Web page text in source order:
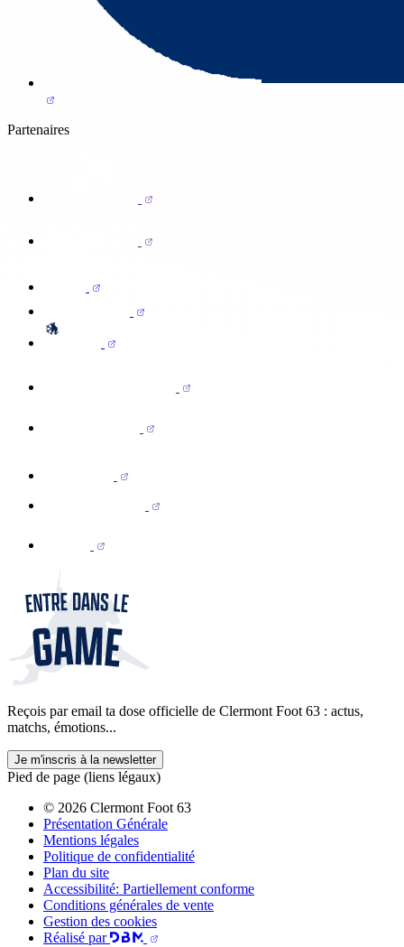
Partenaires
Reçois par email ta dose officielle de Clermont Foot 63 : actus,
matchs, émotions...
Je m'inscris à la newsletter
Pied de page (liens légaux)
© 2026 Clermont Foot 63
Présentation Générale
Mentions légales
Politique de confidentialité
Plan du site
Accessibilité: Partiellement conforme
Conditions générales de vente
Gestion des cookies
Réalisé par